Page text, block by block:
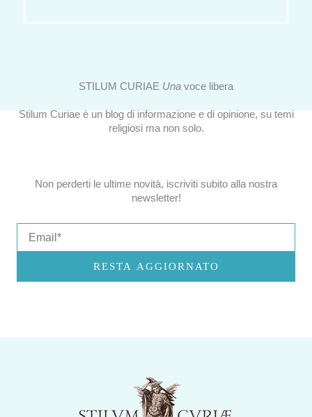
STILUM CURIAE Una voce libera
Stilum Curiae è un blog di informazione e di opinione, su temi
religiosi ma non solo.
Non perderti le ultime novità, iscriviti subito alla nostra
newsletter!
RESTA AGGIORNATO